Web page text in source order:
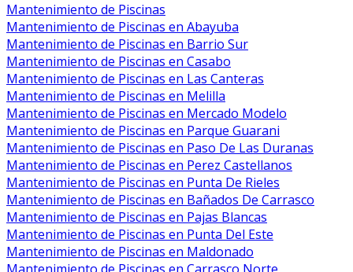
Mantenimiento de Piscinas
Mantenimiento de Piscinas en Abayuba
Mantenimiento de Piscinas en Barrio Sur
Mantenimiento de Piscinas en Casabo
Mantenimiento de Piscinas en Las Canteras
Mantenimiento de Piscinas en Melilla
Mantenimiento de Piscinas en Mercado Modelo
Mantenimiento de Piscinas en Parque Guarani
Mantenimiento de Piscinas en Paso De Las Duranas
Mantenimiento de Piscinas en Perez Castellanos
Mantenimiento de Piscinas en Punta De Rieles
Mantenimiento de Piscinas en Bañados De Carrasco
Mantenimiento de Piscinas en Pajas Blancas
Mantenimiento de Piscinas en Punta Del Este
Mantenimiento de Piscinas en Maldonado